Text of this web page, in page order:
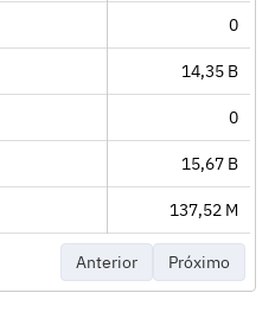
0
14,35 B
0
15,67 B
137,52 M
Anterior Próximo